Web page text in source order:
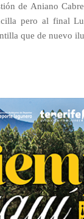
de Aniano
pero al final
que de nuevo